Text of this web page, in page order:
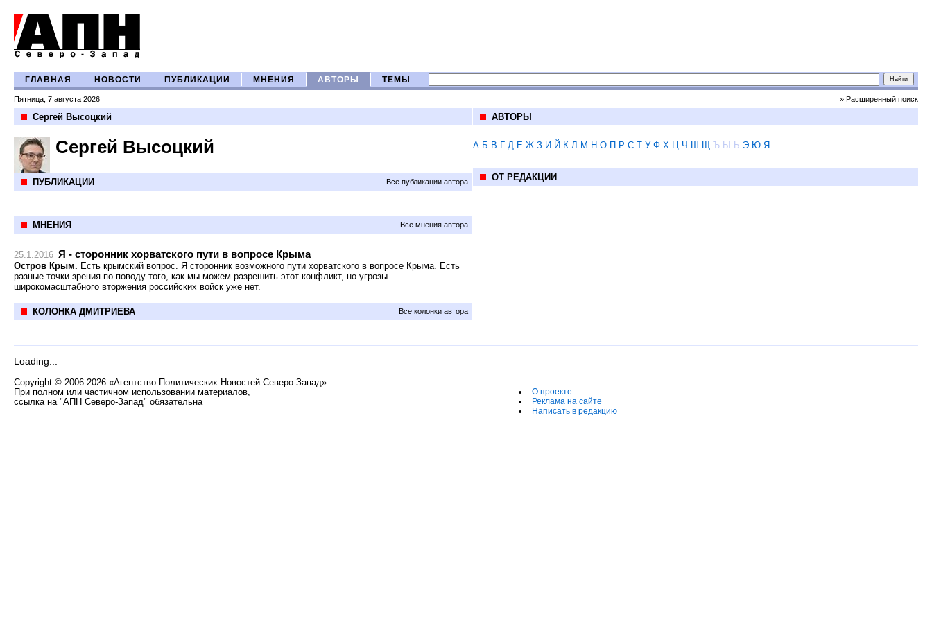
ГЛАВНАЯ НОВОСТИ ПУБЛИКАЦИИ МНЕНИЯ АВТОРЫ ТЕМЫ
Пятница, 7 августа 2026 » Расширенный поиск
Сергей Высоцкий
Сергей Высоцкий
ПУБЛИКАЦИИ Все публикации автора
МНЕНИЯ Все мнения автора
25.1.2016 Я - сторонник хорватского пути в вопросе Крыма
Остров Крым. Есть крымский вопрос. Я сторонник возможного пути хорватского в вопросе Крыма. Есть
разные точки зрения по поводу того, как мы можем разрешить этот конфликт, но угрозы
широкомасштабного вторжения российских войск уже нет.
КОЛОНКА ДМИТРИЕВА Все колонки автора
АВТОРЫ
А Б В Г Д Е Ж З И Й К Л М Н О П Р С Т У Ф Х Ц Ч Ш Щ Ъ Ы Ь Э Ю Я
ОТ РЕДАКЦИИ
Loading...
Copyright © 2006-2026 «Агентство Политических Новостей Северо-Запад»
При полном или частичном использовании материалов,
ссылка на "АПН Северо-Запад" обязательна
О проекте
Реклама на сайте
Написать в редакцию